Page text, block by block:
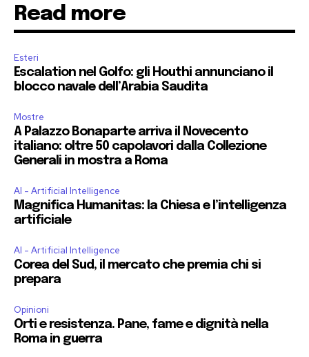
Read more
Esteri
Escalation nel Golfo: gli Houthi annunciano il
blocco navale dell’Arabia Saudita
Mostre
A Palazzo Bonaparte arriva il Novecento
italiano: oltre 50 capolavori dalla Collezione
Generali in mostra a Roma
AI - Artificial Intelligence
Magnifica Humanitas: la Chiesa e l’intelligenza
artificiale
AI - Artificial Intelligence
Corea del Sud, il mercato che premia chi si
prepara
Opinioni
Orti e resistenza. Pane, fame e dignità nella
Roma in guerra